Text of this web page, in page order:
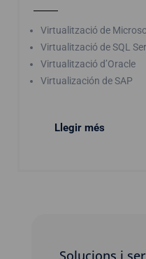
Virtualització de
Virtualització de SQL
Virtualització d’Oracle
Virtualización de SAP
Llegir més
Solucions i